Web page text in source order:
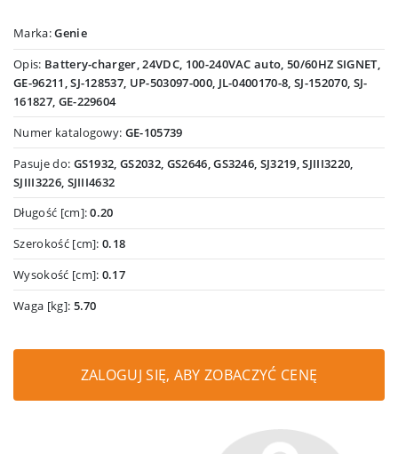
Marka:Genie
Opis: Battery-charger, 24VDC, 100-240VAC auto, 50/60HZ SIGNET,
GE-96211, SJ-128537, UP-503097-000, JL-0400170-8, SJ-152070, SJ-
161827, GE-229604
Numer katalogowy: GE-105739
Pasuje do: GS1932, GS2032, GS2646, GS3246, SJ3219, SJIII3220,
SJIII3226, SJIII4632
Długość [cm]:0.20
Szerokość [cm]:0.18
Wysokość [cm]: 0.17
Waga [kg]: 5.70
ZALOGUJ SIĘ, ABY ZOBACZYĆ CENĘ